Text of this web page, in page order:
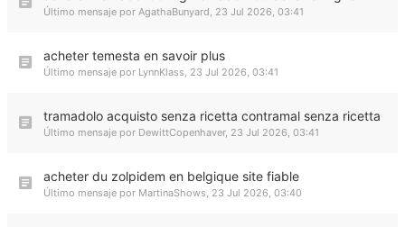
Último mensaje por AgathaBunyard, 23 Jul 2026, 03:41
acheter temesta en savoir plus
Último mensaje por LynnKlass, 23 Jul 2026, 03:41
tramadolo acquisto senza ricetta contramal senza ricetta
Último mensaje por DewittCopenhaver, 23 Jul 2026, 03:41
acheter du zolpidem en belgique site fiable
Último mensaje por MartinaShows, 23 Jul 2026, 03:40